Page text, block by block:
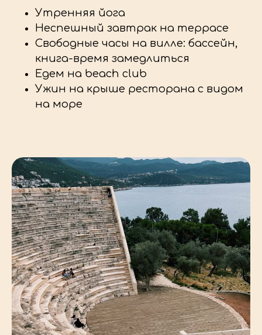
Утренняя йога
Неспешный завтрак на террасе
Свободные часы на вилле: бассейн,
книга-время замедлиться
Едем на beach club
Ужин на крыше ресторана с видом
на море